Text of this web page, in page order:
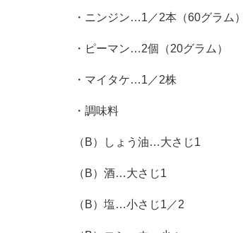
・ニンジン…1／2本（60グラム）
・ピーマン…2個（20グラム）
・マイタケ…1／2株
・調味料
（B）しょう油…大さじ1
（B）酒…大さじ1
（B）塩…小さじ1／2